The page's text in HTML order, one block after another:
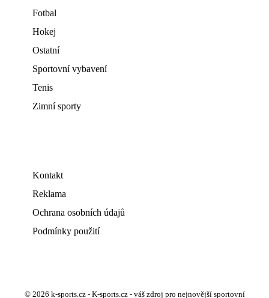
Fotbal
Hokej
Ostatní
Sportovní vybavení
Tenis
Zimní sporty
Kontakt
Reklama
Ochrana osobních údajů
Podmínky použití
© 2026 k-sports.cz - K-sports.cz - váš zdroj pro nejnovější sportovní